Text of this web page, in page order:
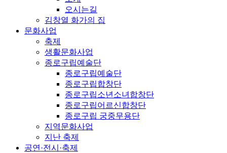
오시는길
김창열 화가의 집
문화사업
축제
생활문화사업
종로구립예술단
종로구립예술단
종로구립합창단
종로구립소년소녀합창단
종로구립어르신합창단
종로구립 궁중무용단
지역문화사업
지난 축제
공연·전시·축제